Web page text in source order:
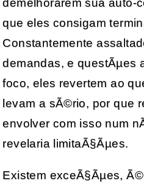
que eles consigam
Constantemente
demandas, e questÃµes
foco, eles revertem ao
levam a sÃ©rio, por que
envolver com isso num
revelaria limitaÃ§Ãµes.
Existem exceÃ§Ãµes,